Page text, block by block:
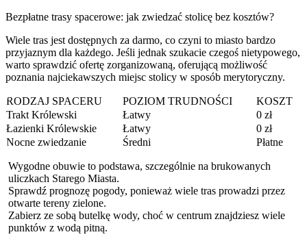
Bezpłatne trasy spacerowe: jak zwiedzać stolicę bez kosztów?
Wiele tras jest dostępnych za darmo, co czyni to miasto bardzo
przyjaznym dla każdego. Jeśli jednak szukacie czegoś nietypowego,
warto sprawdzić ofertę zorganizowaną, oferującą możliwość
poznania najciekawszych miejsc stolicy w sposób merytoryczny.
RODZAJ SPACERU POZIOM TRUDNOŚCI
KOSZT
Trakt Królewski
Łatwy
0 zł
Łazienki Królewskie
Łatwy
0 zł
Nocne zwiedzanie
Średni Płatne
Wygodne obuwie to podstawa, szczególnie na brukowanych
uliczkach Starego Miasta.
Sprawdź prognozę pogody, ponieważ wiele tras prowadzi przez
otwarte tereny zielone.
Zabierz ze sobą butelkę wody, choć w centrum znajdziesz wiele
punktów z wodą pitną.